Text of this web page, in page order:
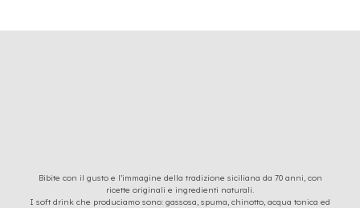
Bibite con il gusto e l’immagine della tradizione siciliana da 70 anni, con
ricette originali e ingredienti naturali.
I soft drink che produciamo sono: gassosa, spuma, chinotto, acqua tonica ed